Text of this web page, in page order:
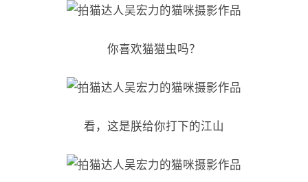
你喜欢猫猫虫吗？
看，这是朕给你打下的江山